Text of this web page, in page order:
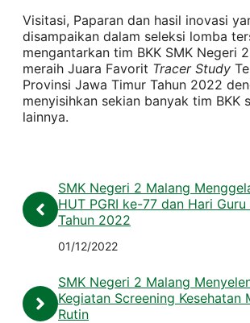
Visitasi, Paparan dan hasil inovasi
disampaikan dalam seleksi lomba
mengantarkan tim BKK SMK Negeri
meraih Juara Favorit Tracer Study
Provinsi Jawa Timur Tahun 2022
menyisihkan sekian banyak tim BKK
lainnya.
SMK Negeri 2 Malang
HUT PGRI ke-77 dan Hari
Tahun 2022
01/12/2022
SMK Negeri 2 Malang
Kegiatan Screening Kesehatan
Rutin